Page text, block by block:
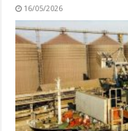
16/05/2026